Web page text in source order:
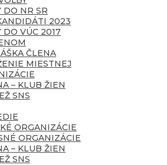
DO NR SR
2023
DO VÚC 2017
ČLENA
MIESTNEJ
– KLUB ŽIEN
SNS
ORGANIZÁCIE
ORGANIZÁCIE
– KLUB ŽIEN
SNS